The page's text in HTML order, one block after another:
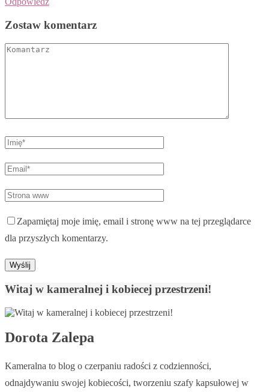
Zostaw komentarz
Zapamiętaj moje imię, email i stronę www na tej przeglądarce
dla przyszłych komentarzy.
Witaj w kameralnej i kobiecej przestrzeni!
Dorota Zalepa
Kameralna to blog o czerpaniu radości z codzienności,
odnajdywaniu swojej kobiecości, tworzeniu szafy kapsułowej w